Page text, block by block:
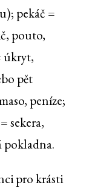
pekáč =
pouto,
úkryt,
pět
peníze;
sekera,
pokladna.
pro krásti